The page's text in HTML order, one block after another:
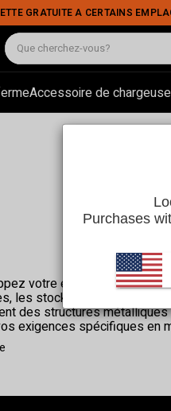
CERTAINS EMPLACEMENTS • PAIEMENT
Accessoire de
votre espace de
les stocks en vrac et les
des structures
exigences spécifiques en
cherchiez à désencombrer
Purchases